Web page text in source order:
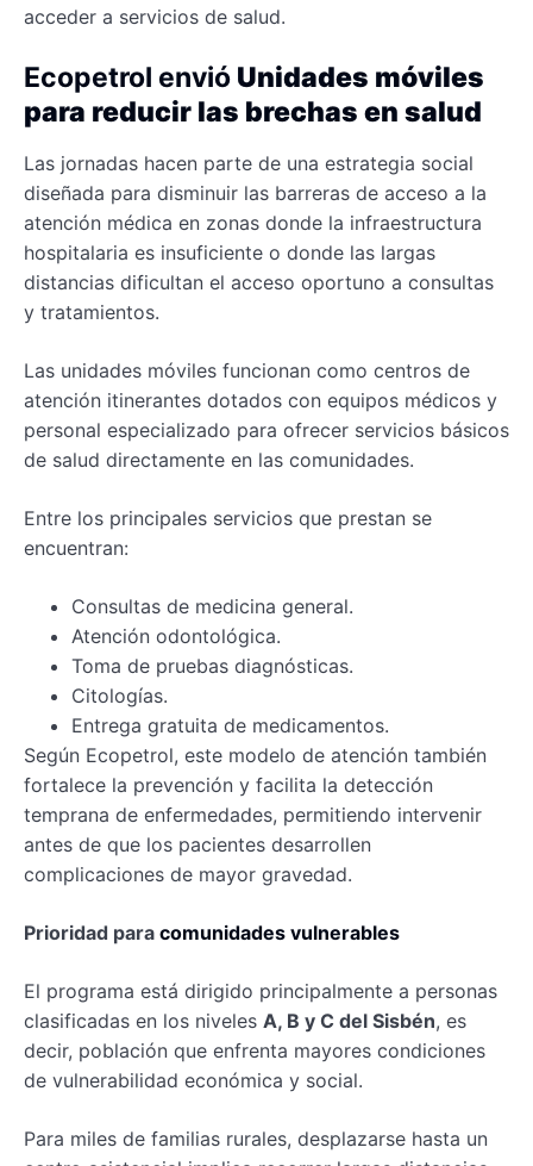
acceder a servicios de salud.
Ecopetrol envió Unidades móviles
para reducir las brechas en salud
Las jornadas hacen parte de una estrategia social
diseñada para disminuir las barreras de acceso a la
atención médica en zonas donde la infraestructura
hospitalaria es insuficiente o donde las largas
distancias dificultan el acceso oportuno a consultas
y tratamientos.
Las unidades móviles funcionan como centros de
atención itinerantes dotados con equipos médicos y
personal especializado para ofrecer servicios básicos
de salud directamente en las comunidades.
Entre los principales servicios que prestan se
encuentran:
Consultas de medicina general.
Atención odontológica.
Toma de pruebas diagnósticas.
Citologías.
Entrega gratuita de medicamentos.
Según Ecopetrol, este modelo de atención también
fortalece la prevención y facilita la detección
temprana de enfermedades, permitiendo intervenir
antes de que los pacientes desarrollen
complicaciones de mayor gravedad.
Prioridad para comunidades vulnerables
El programa está dirigido principalmente a personas
clasificadas en los niveles A, B y C del Sisbén, es
decir, población que enfrenta mayores condiciones
de vulnerabilidad económica y social.
Para miles de familias rurales, desplazarse hasta un